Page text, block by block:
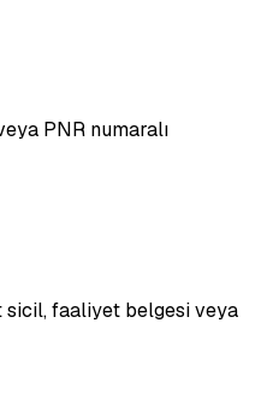
PNR numaralı
sicil, faaliyet belgesi veya